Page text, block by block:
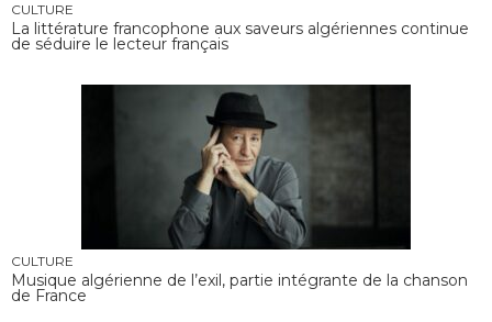
CULTURE
La littérature francophone aux saveurs algériennes continue
de séduire le lecteur français
CULTURE
Musique algérienne de l’exil, partie intégrante de la chanson
de France